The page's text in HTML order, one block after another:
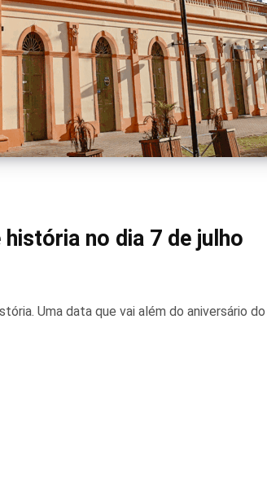
no dia 7 de julho
Uma data que vai além do aniversário do